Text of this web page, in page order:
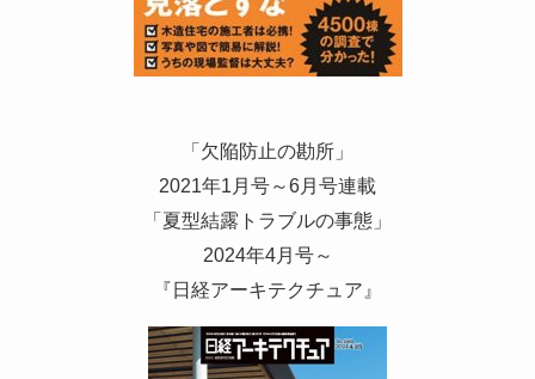
「欠陥防止の勘所」
2021年1月号～6月号連載
「夏型結露トラブルの事態」
2024年4月号～
『日経アーキテクチュア』